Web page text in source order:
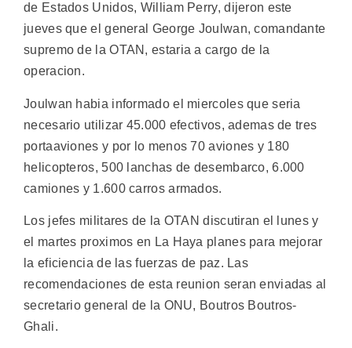
de Estados Unidos, William Perry, dijeron este
jueves que el general George Joulwan, comandante
supremo de la OTAN, estaria a cargo de la
operacion.
Joulwan habia informado el miercoles que seria
necesario utilizar 45.000 efectivos, ademas de tres
portaaviones y por lo menos 70 aviones y 180
helicopteros, 500 lanchas de desembarco, 6.000
camiones y 1.600 carros armados.
Los jefes militares de la OTAN discutiran el lunes y
el martes proximos en La Haya planes para mejorar
la eficiencia de las fuerzas de paz. Las
recomendaciones de esta reunion seran enviadas al
secretario general de la ONU, Boutros Boutros-
Ghali.